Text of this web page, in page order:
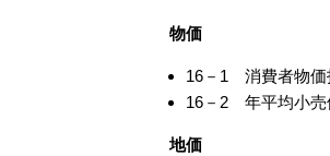
物価
16－1 消費者物価
16－2 年平均小売
地価